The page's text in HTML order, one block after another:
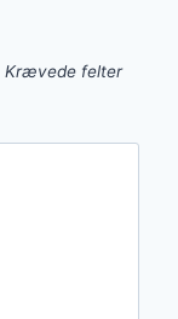
Krævede felter